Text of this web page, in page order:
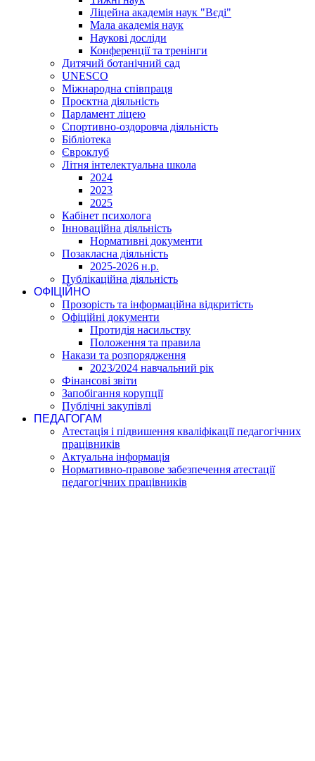
Ліцейна академія наук "Вєді"
Мала академія наук
Наукові досліди
Конференції та тренінги
Дитячий ботанічний сад
UNESCO
Міжнародна співпраця
Проєктна діяльність
Парламент ліцею
Спортивно-оздоровча діяльність
Бібліотека
Євроклуб
Літня інтелектуальна школа
2024
2023
2025
Кабінет психолога
Інноваційна діяльність
Нормативні документи
Позакласна діяльність
2025-2026 н.р.
Публікаційна діяльність
ОФІЦІЙНО
Прозорість та інформаційна відкритість
Офіційні документи
Протидія насильству
Положення та правила
Накази та розпорядження
2023/2024 навчальний рік
Фінансові звіти
Запобігання корупції
Публічні закупівлі
ПЕДАГОГАМ
Атестація і підвишення кваліфікації педагогічних
працівників
Актуальна інформація
Нормативно-правове забезпечення атестації
педагогічних працівників